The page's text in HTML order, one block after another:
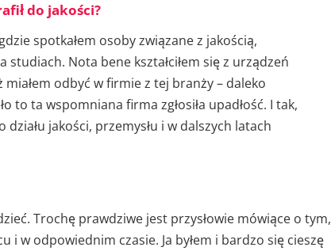
do jakości?
spotkałem osoby związane z jakością,
Nota bene kształciłem się z urządzeń
odbyć w firmie z tej branży – daleko
to ta wspomniana firma zgłosiła upadłość. I tak,
jakości, przemysłu i w dalszych latach
Trochę prawdziwe jest przysłowie mówiące o tym,
i w odpowiednim czasie. Ja byłem i bardzo się cieszę